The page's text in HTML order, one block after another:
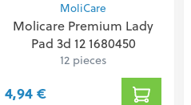
MoliCare
Molicare Premium Lady
Pad 3d 12 1680450
12 pieces
4,94 €